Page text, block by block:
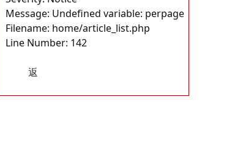
Message: Undefined variable: perpage
Filename: home/article_list.php
Line Number: 142
返
回首